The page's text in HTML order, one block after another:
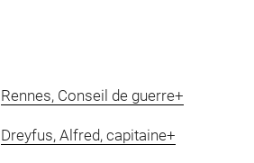
Rennes, Conseil de guerre+
Dreyfus, Alfred, capitaine+